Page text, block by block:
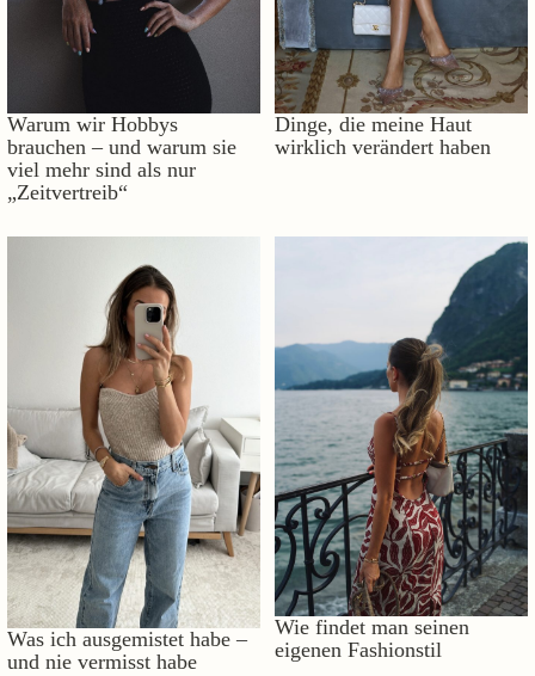
Warum wir Hobbys
brauchen – und warum sie
viel mehr sind als nur
„Zeitvertreib“
Dinge, die meine Haut
wirklich verändert haben
Was ich ausgemistet habe –
und nie vermisst habe
Wie findet man seinen
eigenen Fashionstil